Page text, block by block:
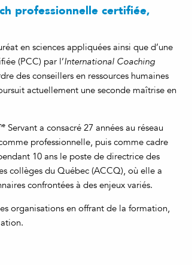
professionnelle certifiée,
en sciences appliquées ainsi que d’une
(PCC) par l’International Coaching
des conseillers en ressources humaines
actuellement une seconde maîtrise en
Servant a consacré 27 années au réseau
professionnelle, puis comme cadre
10 ans le poste de directrice des
collèges du Québec (ACCQ), où elle a
confrontées à des enjeux variés.
organisations en offrant de la formation,